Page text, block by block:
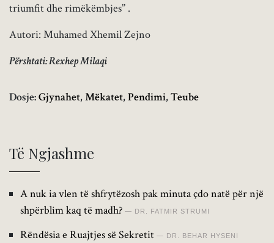
triumfit dhe rimëkëmbjes’’ .
Autori: Muhamed Xhemil Zejno
Përshtati: Rexhep Milaqi
Dosje:Gjynahet,Mëkatet,Pendimi,Teube
Të Ngjashme
A nuk ia vlen të shfrytëzosh pak minuta çdo natë për një
shpërblim kaq të madh?
DR. FATMIR STRUMI
Rëndësia e Ruajtjes së Sekretit DR. BEHAR HYSENI